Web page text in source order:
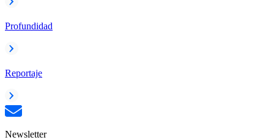
Profundidad
Reportaje
Newsletter